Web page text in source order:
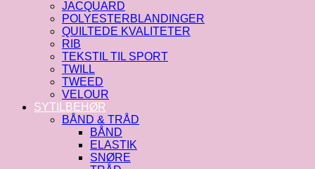
JACQUARD
POLYESTERBLANDINGER
QUILTEDE KVALITETER
RIB
TEKSTIL TIL SPORT
TWILL
TWEED
VELOUR
SYTILBEHØR
BÅND & TRÅD
BÅND
ELASTIK
SNØRE